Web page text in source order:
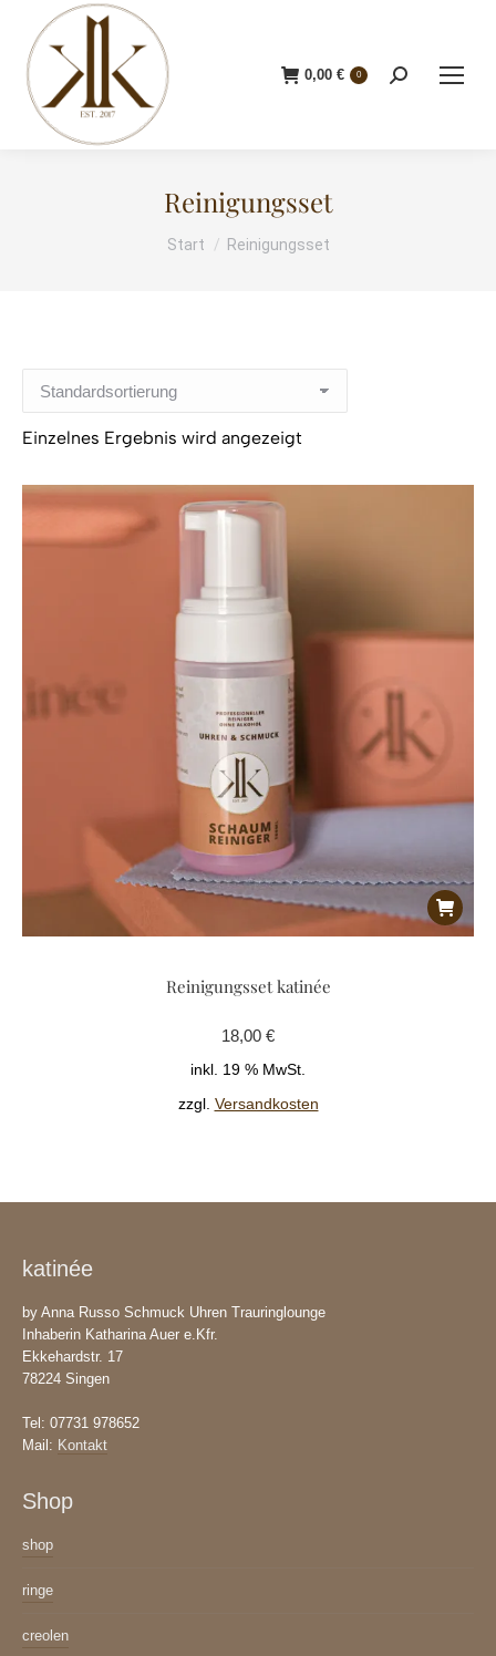
0,00 € 0 Search:
Reinigungsset
Sie befinden sich hier:
Start Reinigungsset
Einzelnes Ergebnis wird angezeigt
Reinigungsset katinée
18,00 €
inkl. 19 % MwSt.
zzgl. Versandkosten
katinée
by Anna Russo Schmuck Uhren Trauringlounge
Inhaberin Katharina Auer e.Kfr.
Ekkehardstr. 17
78224 Singen
Tel: 07731 978652
Mail: Kontakt
Shop
shop
ringe
creolen